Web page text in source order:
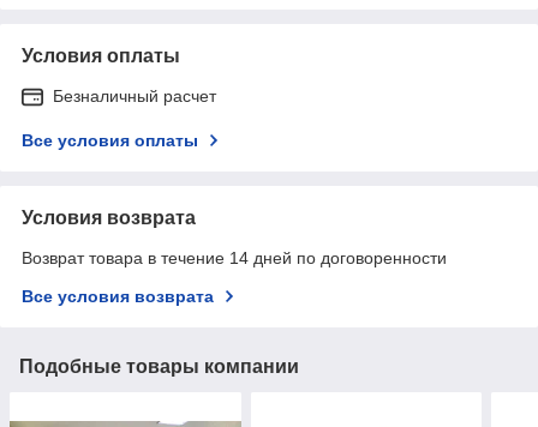
Условия оплаты
Безналичный расчет
Все условия оплаты
Условия возврата
Возврат товара в течение 14 дней по договоренности
Все условия возврата
Подобные товары компании